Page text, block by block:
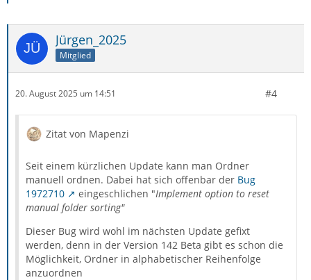
Jürgen_2025
Mitglied
20. August 2025 um 14:51 #4
Zitat von Mapenzi
Seit einem kürzlichen Update kann man Ordner
manuell ordnen. Dabei hat sich offenbar der Bug
1972710
eingeschlichen "Implement option to reset
manual folder sorting"
Dieser Bug wird wohl im nächsten Update gefixt
werden, denn in der Version 142 Beta gibt es schon die
Möglichkeit, Ordner in alphabetischer Reihenfolge
anzuordnen